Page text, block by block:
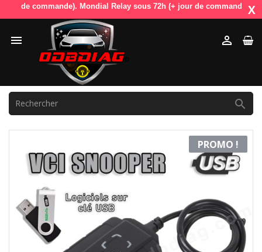
de commande). Mondial Relay sous 72h (+ jour de commande). X
 

PROMO !